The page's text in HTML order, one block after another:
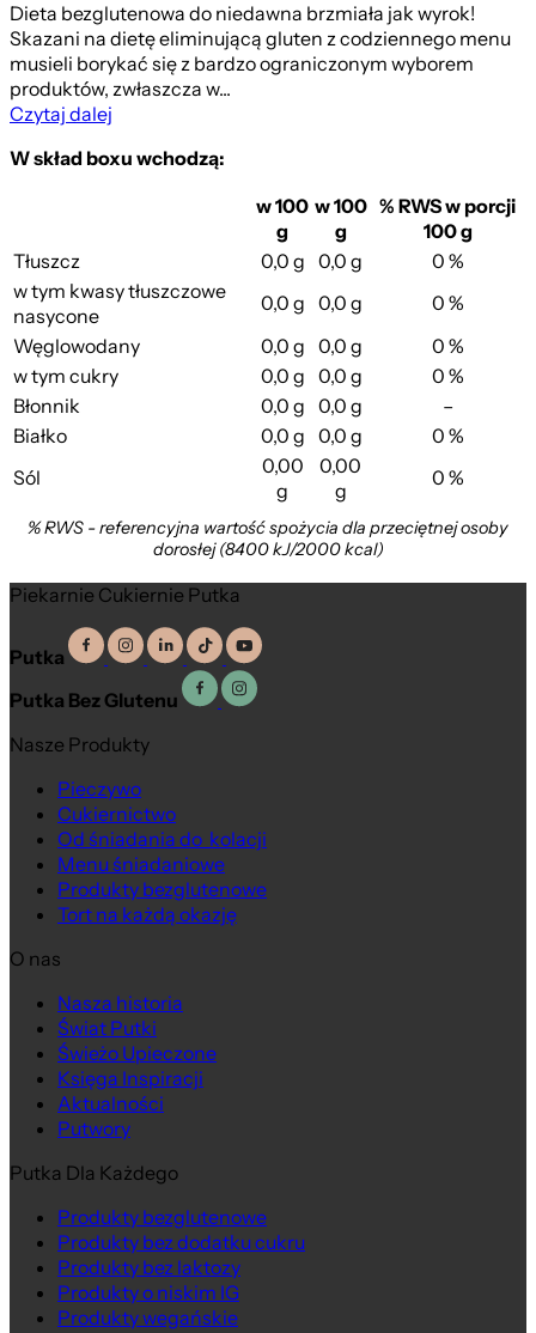
Dieta bezglutenowa do niedawna brzmiała jak wyrok!
Skazani na dietę eliminującą gluten z codziennego menu
musieli borykać się z bardzo ograniczonym wyborem
produktów, zwłaszcza w...
Czytaj dalej
W skład boxu wchodzą:
w 100
g
w 100
g
% RWS w porcji
100 g
Tłuszcz
0,0 g 0,0 g
0 %
w tym kwasy tłuszczowe
nasycone
0,0 g 0,0 g
0 %
Węglowodany
0,0 g 0,0 g
0 %
w tym cukry
0,0 g 0,0 g
0 %
Błonnik
0,0 g 0,0 g
–
Białko
0,0 g 0,0 g
0 %
Sól
0,00
g
0,00
g
0 %
% RWS - referencyjna wartość spożycia dla przeciętnej osoby
dorosłej (8400 kJ/2000 kcal)
Piekarnie Cukiernie Putka
Putka
Putka Bez Glutenu
Nasze Produkty
Pieczywo
Cukiernictwo
Od śniadania do kolacji
Menu śniadaniowe
Produkty bezglutenowe
Tort na każdą okazję
O nas
Nasza historia
Świat Putki
Świeżo Upieczone
Księga Inspiracji
Aktualności
Putwory
Putka Dla Każdego
Produkty bezglutenowe
Produkty bez dodatku cukru
Produkty bez laktozy
Produkty o niskim IG
Produkty wegańskie